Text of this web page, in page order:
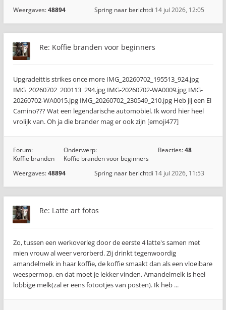
Weergaves:48894 di 14 jul 2026, 12:05
Spring naar bericht
Re: Koffie branden voor beginners
Upgradeittis strikes once more IMG_20260702_195513_924.jpg
IMG_20260702_200113_294.jpg IMG-20260702-WA0009.jpg IMG-
20260702-WA0015.jpg IMG_20260702_230549_210.jpg Heb jij een El
Camino??? Wat een legendarische automobiel. Ik word hier heel
vrolijk van. Oh ja die brander mag er ook zijn [emoji477]️
Forum:
Koffie branden
Onderwerp:
Koffie branden voor beginners
Reacties:48
Weergaves:48894 di 14 jul 2026, 11:53
Spring naar bericht
Re: Latte art fotos
Zo, tussen een werkoverleg door de eerste 4 latte's samen met
mien vrouw al weer verorberd. Zij drinkt tegenwoordig
amandelmelk in haar koffie, de koffie smaakt dan als een vloeibare
weespermop, en dat moet je lekker vinden. Amandelmelk is heel
lobbige melk(zal er eens fotootjes van posten). Ik heb ...